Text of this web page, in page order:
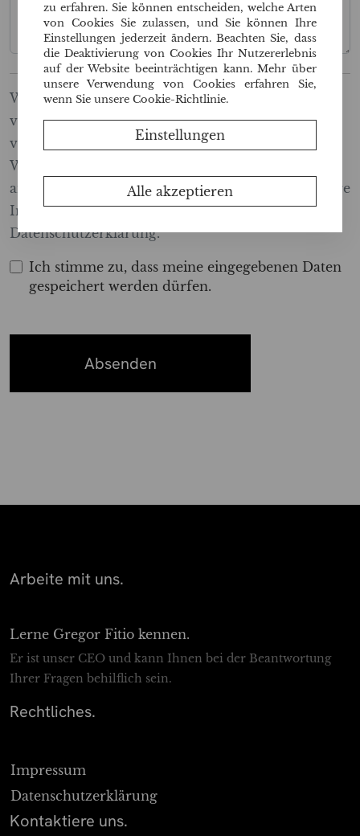
Wir nehmen Ihre Privatsphäre ernst. Wir
verkaufen oder teilen Ihre Daten nicht. Wir
verwenden es, um Ihre Erfahrung mit unserer
Website zu verbessern und die Leistung von zu
analysieren unsere Marketingbemühungen. Weitere
Informationen finden Sie in unserer
Datenschutzerklärung.
Ich stimme zu, dass meine eingegebenen Daten
gespeichert werden dürfen.
Absenden
Arbeite mit uns.
Lerne Gregor Fitio kennen.
Er ist unser CEO und kann Ihnen bei der Beantwortung
Ihrer Fragen behilflich sein.
Rechtliches.
Impressum
Datenschutz­erklärung
Kontaktiere uns.
zu erfahren. Sie können entscheiden, welche Arten
von Cookies Sie zulassen, und Sie können Ihre
Einstellungen jederzeit ändern. Beachten Sie, dass
die Deaktivierung von Cookies Ihr Nutzererlebnis
auf der Website beeinträchtigen kann. Mehr über
unsere Verwendung von Cookies erfahren Sie,
wenn Sie unsere Cookie-Richtlinie.
Einstellungen
Alle akzeptieren